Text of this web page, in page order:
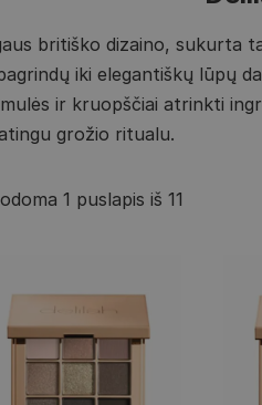
britiško dizaino,
iki elegantiškų lūpų
ir kruopščiai atrinkti
grožio ritualu.
1 puslapis iš 11